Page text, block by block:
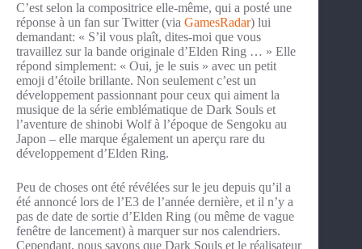
C’est selon la compositrice elle-même, qui a posté une
réponse à un fan sur Twitter (via GamesRadar) lui
demandant: « S’il vous plaît, dites-moi que vous
travaillez sur la bande originale d’Elden Ring … » Elle
répond simplement: « Oui, je le suis » avec un petit
emoji d’étoile brillante. Non seulement c’est un
développement passionnant pour ceux qui aiment la
musique de la série emblématique de Dark Souls et
l’aventure de shinobi Wolf à l’époque de Sengoku au
Japon – elle marque également un aperçu rare du
développement d’Elden Ring.
Peu de choses ont été révélées sur le jeu depuis qu’il a
été annoncé lors de l’E3 de l’année dernière, et il n’y a
pas de date de sortie d’Elden Ring (ou même de vague
fenêtre de lancement) à marquer sur nos calendriers.
Cependant, nous savons que Dark Souls et le réalisateur